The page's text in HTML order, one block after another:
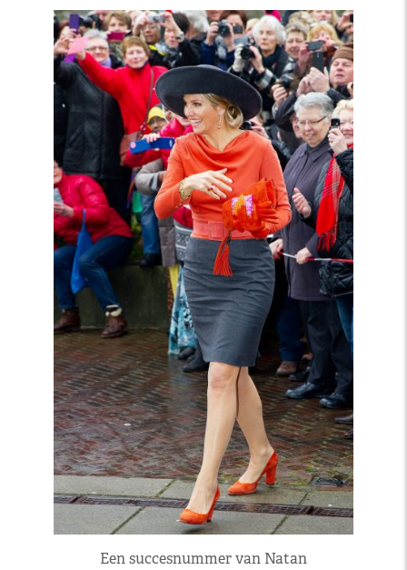
Een succesnummer van Natan